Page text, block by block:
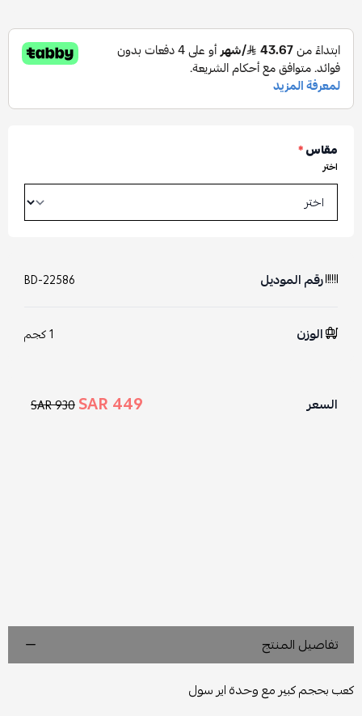
مقاس*
اختر
رقم الموديل BD-22586
الوزن 1 كجم
السعر 449 SAR
930 SAR
تفاصيل المنتج
كعب بحجم كبير مع وحدة اير سول